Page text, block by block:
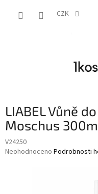
CZK
LIABEL Vůně
Moschus
V24250
Průměrné
Neohodnoceno Podrobnosti